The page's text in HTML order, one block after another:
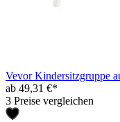
Vevor Kindersitzgruppe
ab 49,31 €*
3 Preise vergleichen